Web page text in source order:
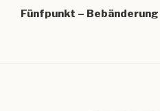
Beitrag
Fünfpunkt – Bebänderung